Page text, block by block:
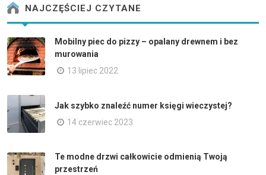
NAJCZĘŚCIEJ CZYTANE
Mobilny piec do pizzy – opalany drewnem i bez
murowania
13 lipiec 2022
Jak szybko znaleźć numer księgi wieczystej?
14 czerwiec 2023
Te modne drzwi całkowicie odmienią Twoją
przestrzeń